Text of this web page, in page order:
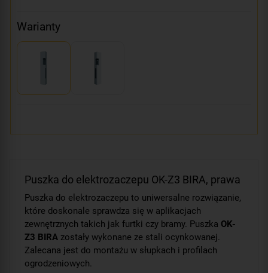
Warianty
Puszka do elektrozaczepu OK-Z3 BIRA, prawa
Puszka do elektrozaczepu to uniwersalne rozwiązanie,
które doskonale sprawdza się w aplikacjach
zewnętrznych takich jak furtki czy bramy. Puszka OK-
Z3 BIRA zostały wykonane ze stali ocynkowanej.
Zalecana jest do montażu w słupkach i profilach
ogrodzeniowych.